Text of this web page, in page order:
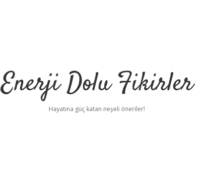
Enerji Dolu Fikirler
Hayatına güç katan neşeli öneriler!